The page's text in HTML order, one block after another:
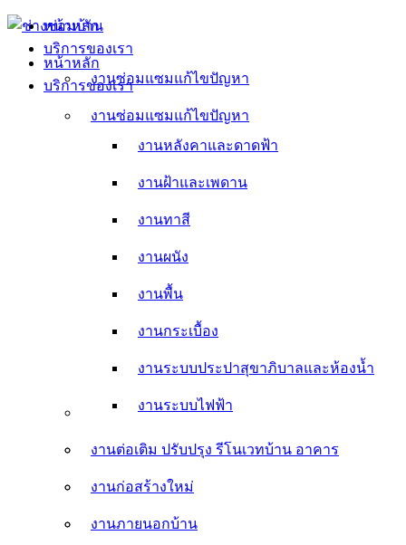
Skip
content
หน้าหลัก
บริการของเรา
งานซ่อมแซมแก้ไขปัญหา
งานหลังคาและดาดฟ้า
งานฝ้าและเพดาน
งานทาสี
งานผนัง
งานพื้น
งานกระเบื้อง
งานระบบประปาสุขาภิบาลและห้องน้ำ
งานระบบไฟฟ้า
งานต่อเติม ปรับปรุง รีโนเวทบ้าน อาคาร
งานก่อสร้างใหม่
งานภายนอกบ้าน
หน้าหลัก
บริการของเรา
งานซ่อมแซมแก้ไขปัญหา
งานหลังคาและดาดฟ้า
งานฝ้าและเพดาน
งานทาสี
งานผนัง
งานพื้น
งานกระเบื้อง
งานระบบประปาสุขาภิบาลและห้องน้ำ
งานระบบไฟฟ้า
งานต่อเติม ปรับปรุง รีโนเวทบ้าน อาคาร
งานก่อสร้างใหม่
งานภายนอกบ้าน
อื่นๆ